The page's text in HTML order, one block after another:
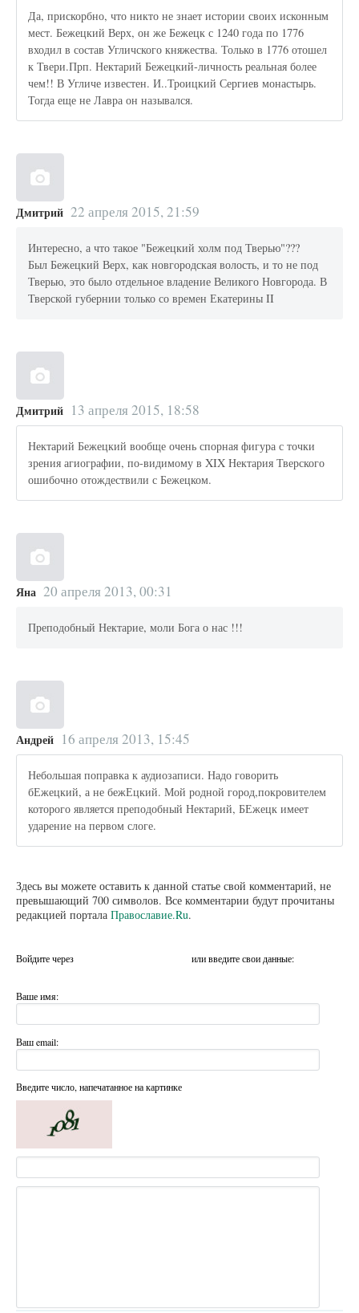
Да, прискорбно, что никто не знает истории своих исконным
мест. Бежецкий Верх, он же Бежецк с 1240 года по 1776
входил в состав Угличского княжества. Только в 1776 отошел
к Твери.Прп. Нектарий Бежецкий-личность реальная более
чем!! В Угличе известен. И..Троицкий Сергиев монастырь.
Тогда еще не Лавра он назывался.
Дмитрий 22 апреля 2015, 21:59
Интересно, а что такое "Бежецкий холм под Тверью"???
Был Бежецкий Верх, как новгородская волость, и то не под
Тверью, это было отдельное владение Великого Новгорода. В
Тверской губернии только со времен Екатерины II
Дмитрий 13 апреля 2015, 18:58
Нектарий Бежецкий вообще очень спорная фигура с точки
зрения агиографии, по-видимому в XIX Нектария Тверского
ошибочно отождествили с Бежецком.
Яна 20 апреля 2013, 00:31
Преподобный Нектарие, моли Бога о нас !!!
Андрей 16 апреля 2013, 15:45
Небольшая поправка к аудиозаписи. Надо говорить
бЕжецкий, а не бежЕцкий. Мой родной город,покровителем
которого является преподобный Нектарий, БЕжецк имеет
ударение на первом слоге.
Здесь вы можете оставить к данной статье свой комментарий, не
превышающий 700 символов. Все комментарии будут прочитаны
редакцией портала Православие.Ru.
Войдите через или введите свои данные:
Ваше имя:
Ваш email:
Введите число, напечатанное на картинке